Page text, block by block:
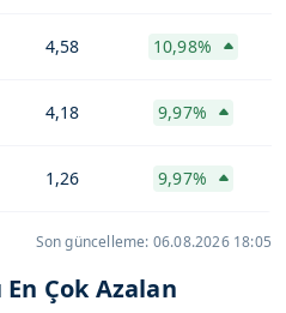
4,58 10,98%
4,18 9,97%
1,26 9,97%
Son güncelleme: 06.08.2026 18:05
En Çok Azalan